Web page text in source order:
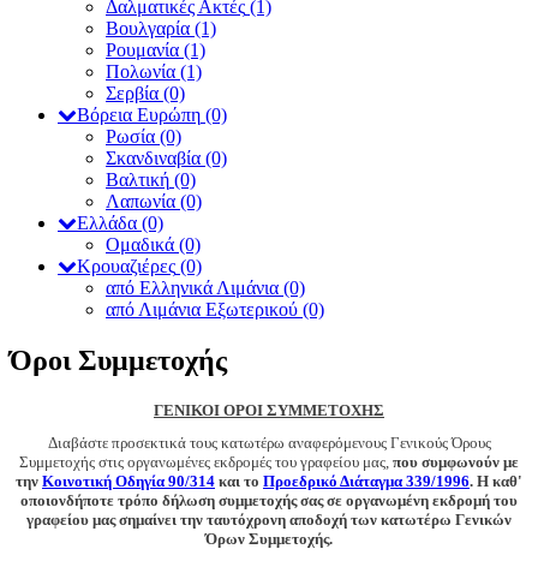
Δαλματικές Ακτές (1)
Βουλγαρία (1)
Ρουμανία (1)
Πολωνία (1)
Σερβία (0)
Βόρεια Ευρώπη (0)
Ρωσία (0)
Σκανδιναβία (0)
Βαλτική (0)
Λαπωνία (0)
Ελλάδα (0)
Ομαδικά (0)
Κρουαζιέρες (0)
από Ελληνικά Λιμάνια (0)
από Λιμάνια Εξωτερικού (0)
Όροι Συμμετοχής
ΓΕΝΙΚΟΙ ΟΡΟΙ ΣΥΜΜΕΤΟΧΗΣ
Διαβάστε προσεκτικά τους κατωτέρω αναφερόμενους Γενικούς Όρους
Συμμετοχής στις οργανωμένες εκδρομές του γραφείου μας, που συμφωνούν με
την Κοινοτική Οδηγία 90/314 και το Προεδρικό Διάταγμα 339/1996. Η καθ'
οποιονδήποτε τρόπο δήλωση συμμετοχής σας σε οργανωμένη εκδρομή του
γραφείου μας σημαίνει την ταυτόχρονη αποδοχή των κατωτέρω Γενικών
Όρων Συμμετοχής.